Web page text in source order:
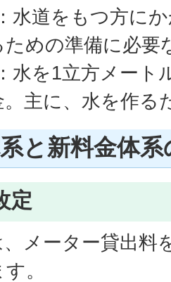
水道をもつ方に
めの準備に必要
水を1立方メート
主に、水を作る
と新料金体系
定
メーター貸出料
。